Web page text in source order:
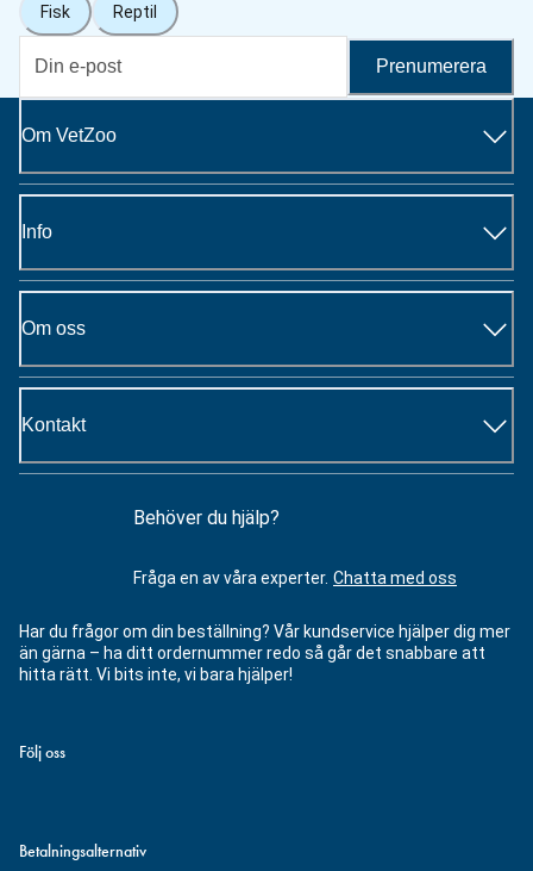
Fisk Reptil
Prenumerera
Om VetZoo
Info
Om oss
Kontakt
Behöver du hjälp?
Fråga en av våra experter. Chatta med oss
Har du frågor om din beställning? Vår kundservice hjälper dig mer
än gärna – ha ditt ordernummer redo så går det snabbare att
hitta rätt. Vi bits inte, vi bara hjälper!
Följ oss
Betalningsalternativ